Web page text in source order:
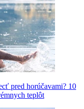
pred horúčavami? 10
teplôt